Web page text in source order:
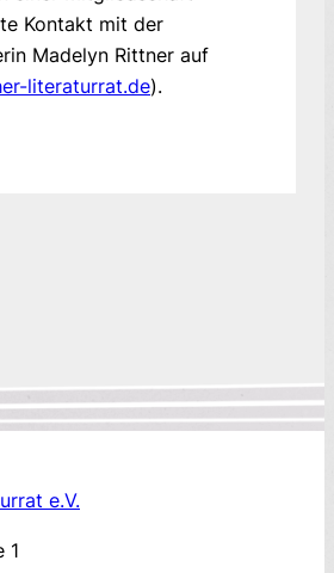
Kontakt mit der
Madelyn Rittner auf
literaturrat.de).
e.V.
1